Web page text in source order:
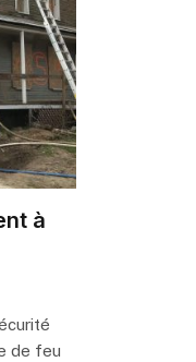
à
de feu